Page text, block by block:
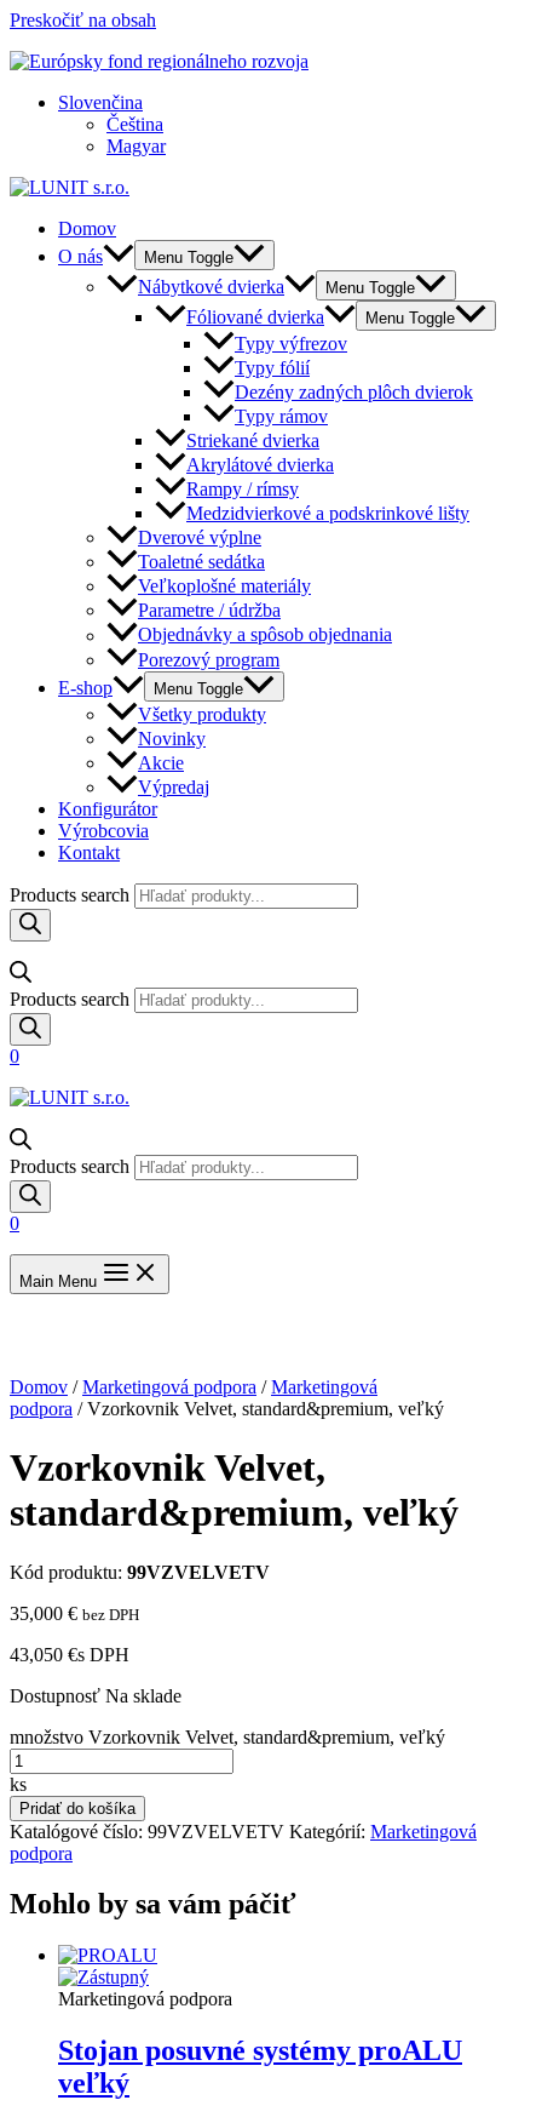
Preskočiť na obsah
Slovenčina
Čeština
Magyar
Domov
O nás
Menu Toggle
Nábytkové dvierka Menu Toggle
Fóliované dvierka Menu Toggle
Typy výfrezov
Typy fólií
Dezény zadných plôch dvierok
Typy rámov
Striekané dvierka
Akrylátové dvierka
Rampy / rímsy
Medzidvierkové a podskrinkové lišty
Dverové výplne
Toaletné sedátka
Veľkoplošné materiály
Parametre / údržba
Objednávky a spôsob objednania
Porezový program
E-shop
Menu Toggle
Všetky produkty
Novinky
Akcie
Výpredaj
Konfigurátor
Výrobcovia
Kontakt
Products search
Products search
0
Products search
0
Main Menu
Domov /Marketingová podpora /Marketingová
podpora / Vzorkovnik Velvet, standard&premium, veľký
Vzorkovnik Velvet,
standard&premium, veľký
Kód produktu: 99VZVELVETV
35,000 € bez DPH
43,050 €s DPH
Dostupnosť Na sklade
množstvo Vzorkovnik Velvet, standard&premium, veľký
ks
Pridať do košíka
Katalógové číslo: 99VZVELVETV Kategórií: Marketingová
podpora
Mohlo by sa vám páčiť
Marketingová podpora
Stojan posuvné systémy proALU
veľký